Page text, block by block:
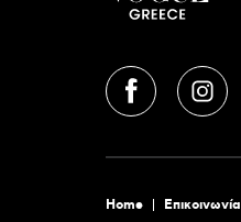
Home Επικοινωνία